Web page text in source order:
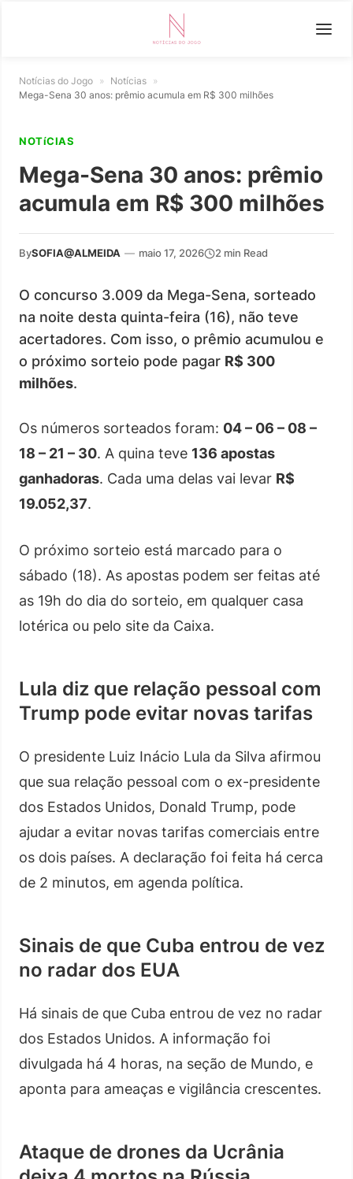
Notícias do Jogo » Notícias »
Mega-Sena 30 anos: prêmio acumula em R$ 300 milhões
NOTíCIAS
Mega-Sena 30 anos: prêmio
acumula em R$ 300 milhões
BySOFIA@ALMEIDA — maio 17, 2026 2 min Read
O concurso 3.009 da Mega-Sena, sorteado
na noite desta quinta-feira (16), não teve
acertadores. Com isso, o prêmio acumulou e
o próximo sorteio pode pagar R$ 300
milhões.
Os números sorteados foram: 04 – 06 – 08 –
18 – 21 – 30. A quina teve 136 apostas
ganhadoras. Cada uma delas vai levar R$
19.052,37.
O próximo sorteio está marcado para o
sábado (18). As apostas podem ser feitas até
as 19h do dia do sorteio, em qualquer casa
lotérica ou pelo site da Caixa.
Lula diz que relação pessoal com
Trump pode evitar novas tarifas
O presidente Luiz Inácio Lula da Silva afirmou
que sua relação pessoal com o ex-presidente
dos Estados Unidos, Donald Trump, pode
ajudar a evitar novas tarifas comerciais entre
os dois países. A declaração foi feita há cerca
de 2 minutos, em agenda política.
Sinais de que Cuba entrou de vez
no radar dos EUA
Há sinais de que Cuba entrou de vez no radar
dos Estados Unidos. A informação foi
divulgada há 4 horas, na seção de Mundo, e
aponta para ameaças e vigilância crescentes.
Ataque de drones da Ucrânia